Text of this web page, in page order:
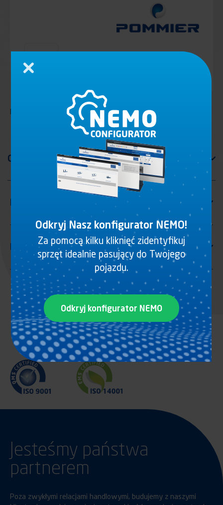
Profil «omega» długosc 1000 mm
Jesteśmy państwa
partnerem
Poza zwykłymi relacjami handlowymi, budujemy z naszymi
Odkryj Nasz konfigurator NEMO!
Za pomocą kilku kliknięć zidentyfikuj
sprzęt idealnie pasujący do Twojego
pojazdu.
Odkryj konfigurator NEMO